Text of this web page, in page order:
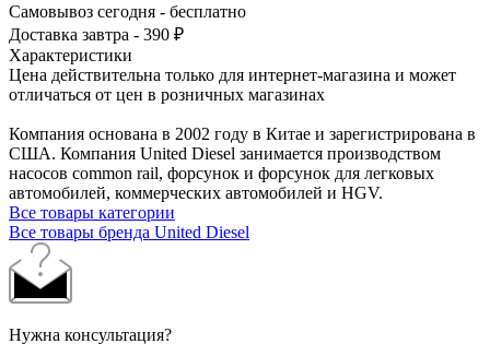
Самовывоз сегодня - бесплатно
Доставка завтра - 390 ₽
Характеристики
Цена действительна только для интернет-магазина и может
отличаться от цен в розничных магазинах
Компания основана в 2002 году в Китае и зарегистрирована в
США. Компания United Diesel занимается производством
насосов common rail, форсунок и форсунок для легковых
автомобилей, коммерческих автомобилей и HGV.
Все товары категории
Все товары бренда United Diesel
Нужна консультация?